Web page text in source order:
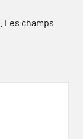
Les champs